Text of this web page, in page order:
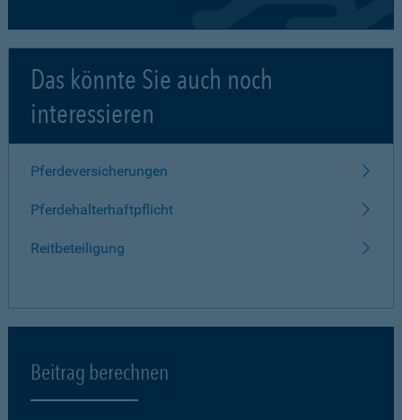
Das könnte Sie auch noch
interessieren
Pferdeversicherungen
Pferdehalterhaftpflicht
Reitbeteiligung
Beitrag berechnen